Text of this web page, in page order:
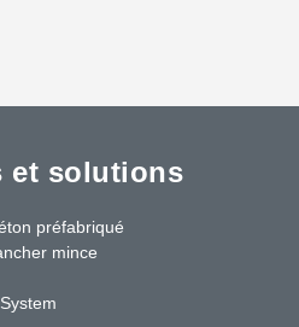
et solutions
préfabriqué
mince